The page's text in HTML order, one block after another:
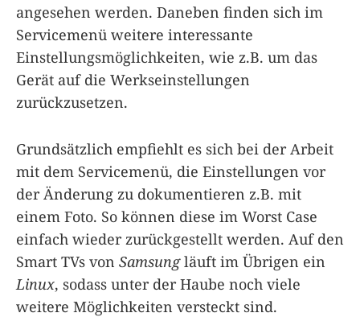
angesehen werden. Daneben finden sich im
Servicemenü weitere interessante
Einstellungsmöglichkeiten, wie z.B. um das
Gerät auf die Werkseinstellungen
zurückzusetzen.
Grundsätzlich empfiehlt es sich bei der Arbeit
mit dem Servicemenü, die Einstellungen vor
der Änderung zu dokumentieren z.B. mit
einem Foto. So können diese im Worst Case
einfach wieder zurückgestellt werden. Auf den
Smart TVs von Samsungläuft im Übrigen ein
Linux, sodass unter der Haube noch viele
weitere Möglichkeiten versteckt sind.